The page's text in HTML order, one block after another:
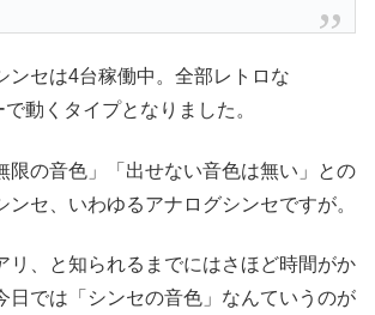
ンセは4台稼働中。全部レトロな
動くタイプとなりました。
限の音色」「出せない音色は無い」との
ンセ、いわゆるアナログシンセですが。
リ、と知られるまでにはさほど時間がか
日では「シンセの音色」なんていうのが